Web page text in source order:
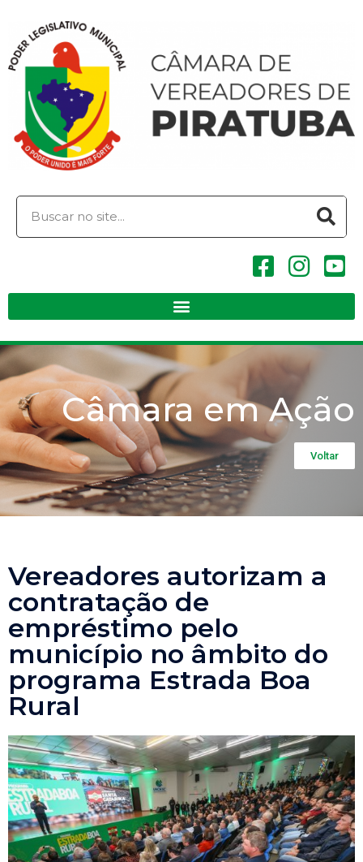
Câmara em Ação
Voltar
Vereadores autorizam a
contratação de
empréstimo pelo
município no âmbito do
programa Estrada Boa
Rural